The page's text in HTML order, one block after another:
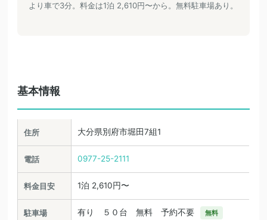
より車で3分。料金は1泊 2,610円〜から。無料駐車場あり。
基本情報
住所 大分県別府市堀田7組1
電話 0977-25-2111
料金目安 1泊 2,610円〜
駐車場 有り ５０台 無料 予約不要 無料